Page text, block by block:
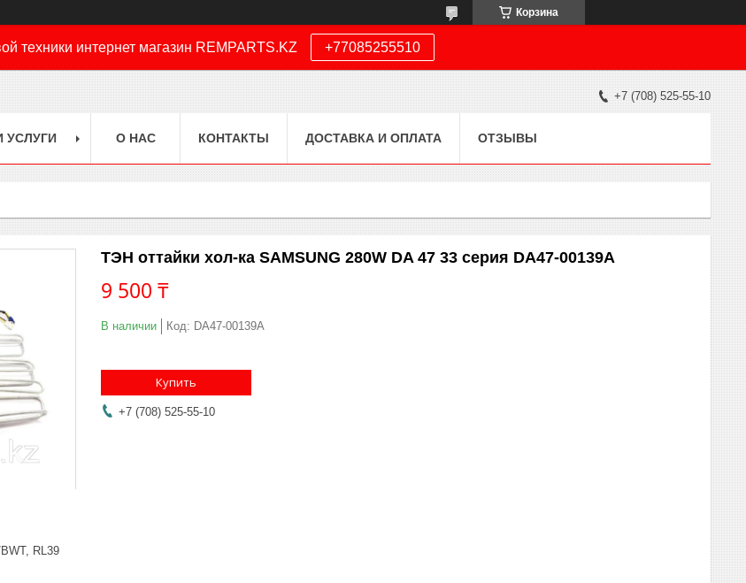
Корзина
техники интернет магазин REMPARTS.KZ +77085255510
+7 (708) 525-55-10
УСЛУГИ О НАС КОНТАКТЫ ДОСТАВКА И ОПЛАТА ОТЗЫВЫ
ТЭН оттайки хол-ка SAMSUNG 280W DA 47 33 серия DA47-00139A
9 500 ₸
В наличии Код: DA47-00139A
Купить
+7 (708) 525-55-10
RL39